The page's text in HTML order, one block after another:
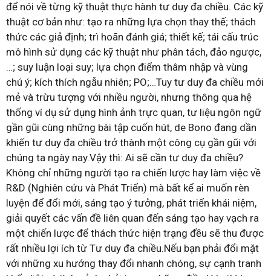
để nói về từng kỹ thuật thực hành tư duy đa chiều. Các kỹ
thuật cơ bản như: tạo ra những lựa chọn thay thế; thách
thức các giả định; trì hoãn đánh giá; thiết kế; tái cấu trúc
mô hình sử dụng các kỹ thuật như phân tách, đảo ngược,
…; suy luận loại suy; lựa chọn điểm thâm nhập và vùng
chú ý; kích thích ngẫu nhiên; PO;…Tuy tư duy đa chiều mới
mẻ và trừu tượng với nhiều người, nhưng thông qua hệ
thống ví dụ sử dụng hình ảnh trực quan, tư liệu ngôn ngữ
gần gũi cùng những bài tập cuốn hút, de Bono đang dần
khiến tư duy đa chiều trở thành một công cụ gần gũi với
chúng ta ngày nay.Vậy thì: Ai sẽ cần tư duy đa chiều?
Không chỉ những người tạo ra chiến lược hay làm việc về
R&D (Nghiên cứu và Phát Triển) mà bất kể ai muốn rèn
luyện để đổi mới, sáng tạo ý tưởng, phát triển khái niệm,
giải quyết các vấn đề liên quan đến sáng tạo hay vạch ra
một chiến lược để thách thức hiện trạng đều sẽ thu được
rất nhiều lợi ích từ Tư duy đa chiều.Nếu bạn phải đổi mặt
với những xu hướng thay đổi nhanh chóng, sự cạnh tranh